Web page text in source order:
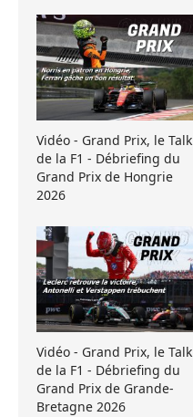
Vidéo - Grand Prix, le Talk
de la F1 - Débriefing du
Grand Prix de Hongrie
2026
Vidéo - Grand Prix, le Talk
de la F1 - Débriefing du
Grand Prix de Grande-
Bretagne 2026